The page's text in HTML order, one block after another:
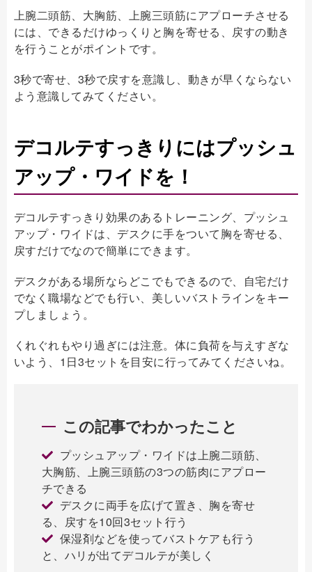
上腕二頭筋、大胸筋、上腕三頭筋にアプローチさせる
には、できるだけゆっくりと胸を寄せる、戻すの動き
を行うことがポイントです。
3秒で寄せ、3秒で戻すを意識し、動きが早くならない
よう意識してみてください。
デコルテすっきりにはプッシュ
アップ・ワイドを！
デコルテすっきり効果のあるトレーニング、プッシュ
アップ・ワイドは、デスクに手をついて胸を寄せる、
戻すだけでなので簡単にできます。
デスクがある場所ならどこでもできるので、自宅だけ
でなく職場などでも行い、美しいバストラインをキー
プしましょう。
くれぐれもやり過ぎには注意。体に負荷を与えすぎな
いよう、1日3セットを目安に行ってみてくださいね。
この記事でわかったこと
プッシュアップ・ワイドは上腕二頭筋、
大胸筋、上腕三頭筋の3つの筋肉にアプロー
チできる
デスクに両手を広げて置き、胸を寄せ
る、戻すを10回3セット行う
保湿剤などを使ってバストケアも行う
と、ハリが出てデコルテが美しく